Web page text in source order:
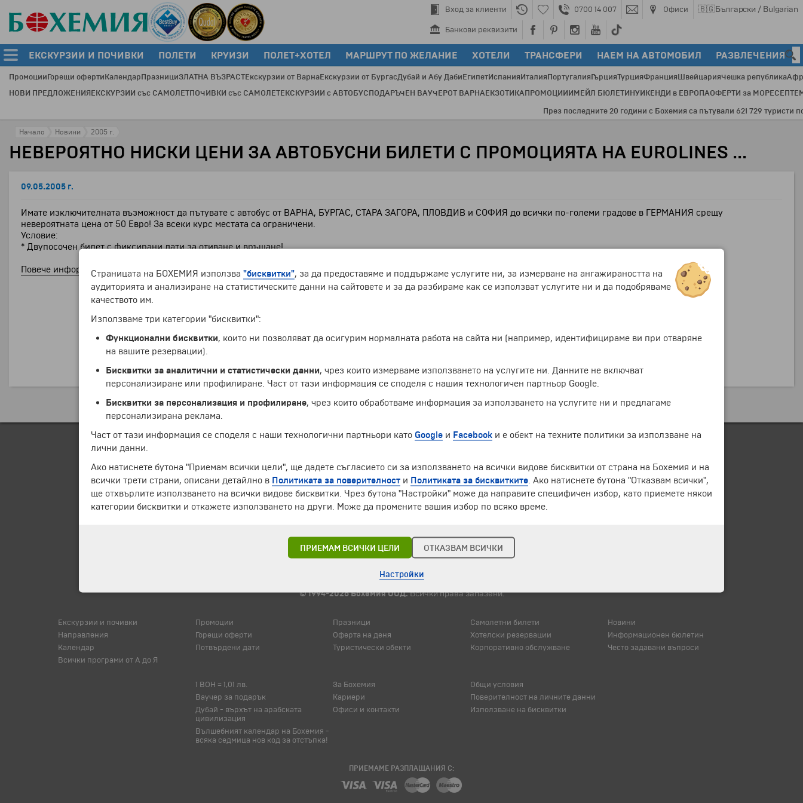
Вход за клиенти 0700 14 007 Офиси 🇧🇬Български / Bulgarian
Банкови реквизити
ЕКСКУРЗИИ И ПОЧИВКИ ПОЛЕТИ КРУИЗИ ПОЛЕТ+ХОТЕЛ МАРШРУТ ПО ЖЕЛАНИЕ ХОТЕЛИ ТРАНСФЕРИ НАЕМ НА АВТОМОБИЛ РАЗВЛЕЧЕНИЯ
ПромоцииГорещи офертиКалендарПразнициЗЛАТНА ВЪЗРАСТЕкскурзии от ВарнаЕкскурзии от БургасДубай и Абу ДабиЕгипетИспанияИталияПортугалияГърцияТурцияФранцияШвейцарияЧешка република
НОВИ ПРЕДЛОЖЕНИЯЕКСКУРЗИИ със САМОЛЕТПОЧИВКИ със САМОЛЕТЕКСКУРЗИИ с АВТОБУСПОДАРЪЧЕН ВАУЧЕРОТ ВАРНАЕКЗОТИКАПРОМОЦИИИМЕЙЛ БЮЛЕТИНУИКЕНДИ в ЕВРОПАОФЕРТИ за МОРЕ
През последните 20 години с Бохемия са пътували 621 729 туристи по
Начало Новини 2005 г.
НЕВЕРОЯТНО НИСКИ ЦЕНИ ЗА АВТОБУСНИ БИЛЕТИ С ПРОМОЦИЯТА НА EUROLINES ...
09.05.2005 г.
Имате изключителната възможност да пътувате с автобус от ВАРНА, БУРГАС, СТАРА ЗАГОРА, ПЛОВДИВ и СОФИЯ до всички по-големи градове в ГЕРМАНИЯ срещу
невероятната цена от 50 Евро! За всеки курс местата са ограничени.
Условие:
* Двупосочен билет с фиксирани дати за отиване и връщане!
Повече информация за автобусни билети
© 1994-2026 Бохемия ООД.Всички права запазени.
Екскурзии и почивки
Направления
Календар
Всички програми от А до Я
Промоции
Горещи оферти
Потвърдени дати
Празници
Оферта на деня
Туристически обекти
Самолетни билети
Хотелски резервации
Корпоративно обслужване
Новини
Информационен бюлетин
Често задавани въпроси
1 BOH = 1,01 лв.
Ваучер за подарък
Дубай - върхът на арабската
цивилизация
Вълшебният календар на Бохемия -
всяка седмица нов код за отстъпка!
За Бохемия
Кариери
Офиси и контакти
Общи условия
Поверителност на личните данни
Използване на бисквитки
ПРИЕМАМЕ РАЗПЛАЩАНИЯ С:
Страницата на БОХЕМИЯ използва "бисквитки", за да предоставяме и поддържаме услугите ни, за измерване на ангажираността на
аудиторията и анализиране на статистическите данни на сайтовете и за да разбираме как се използват услугите ни и да подобряваме
качеството им.
Използваме три категории "бисквитки":
Функционални бисквитки, които ни позволяват да осигурим нормалната работа на сайта ни (например, идентифицираме ви при отваряне
на вашите резервации).
Бисквитки за аналитични и статистически данни, чрез които измерваме използването на услугите ни. Данните не включват
персонализиране или профилиране. Част от тази информация се споделя с нашия технологичен партньор Google.
Бисквитки за персонализация и профилиране, чрез които обработваме информация за използването на услугите ни и предлагаме
персонализирана реклама.
Част от тази информация се споделя с наши технологични партньори като Google и Facebook и е обект на техните политики за използване на
лични данни.
Ако натиснете бутона "Приемам всички цели", ще дадете съгласието си за използването на всички видове бисквитки от страна на Бохемия и на
всички трети страни, описани детайлно в Политиката за поверителност и Политиката за бисквитките . Ако натиснете бутона "Отказвам всички",
ще отхвърлите използването на всички видове бисквитки. Чрез бутона "Настройки" може да направите специфичен избор, като приемете някои
категории бисквитки и откажете използването на други. Може да промените вашия избор по всяко време.
ПРИЕМАМ ВСИЧКИ ЦЕЛИ ОТКАЗВАМ ВСИЧКИ
Настройки